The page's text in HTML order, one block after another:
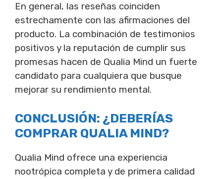
En general, las reseñas coinciden
estrechamente con las afirmaciones del
producto. La combinación de testimonios
positivos y la reputación de cumplir sus
promesas hacen de Qualia Mind un fuerte
candidato para cualquiera que busque
mejorar su rendimiento mental.
CONCLUSIÓN: ¿DEBERÍAS
COMPRAR QUALIA MIND?
Qualia Mind ofrece una experiencia
nootrópica completa y de primera calidad